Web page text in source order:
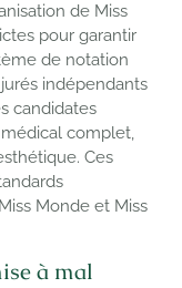
de Miss
pour garantir
de notation
indépendants
candidates
complet,
Ces
Monde et Miss
à mal